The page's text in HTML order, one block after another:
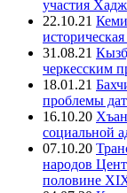
участия
22.10.21
31.08.21
черкесским
18.01.21
проблемы
16.10.20
социальной
07.10.20
народов
половине